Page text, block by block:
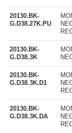
20130.BK-
G.D38.27K.PU
20130.BK-
G.D38.3K
20130.BK-
G.D38.3K.D1
20130.BK-
G.D38.3K.DA